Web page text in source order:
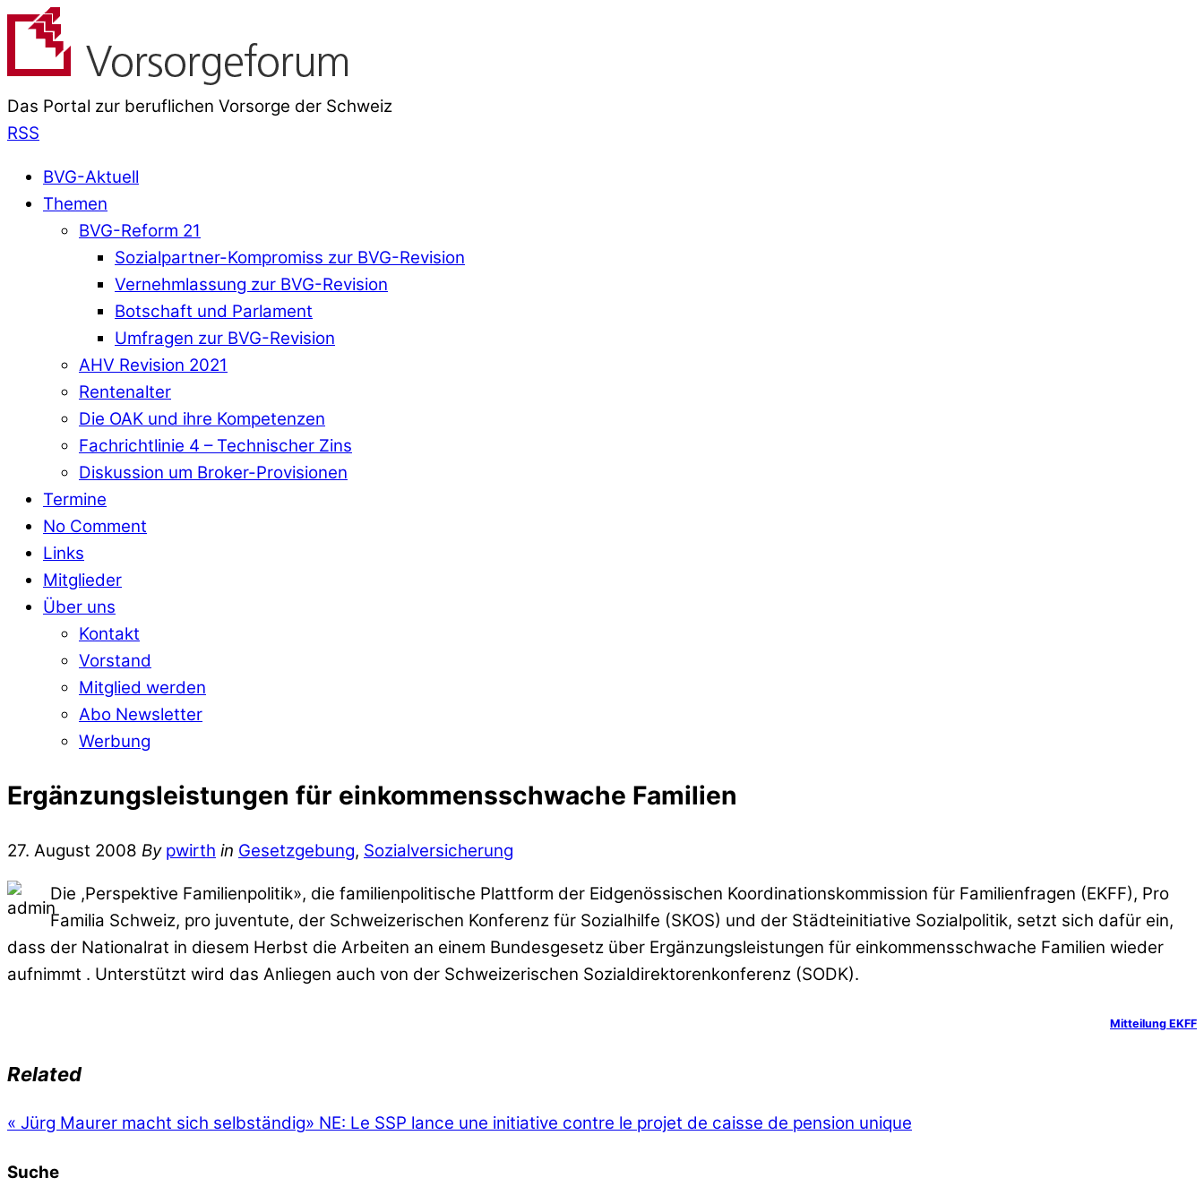
Das Portal zur beruflichen Vorsorge der Schweiz
RSS
BVG-Aktuell
Themen
BVG-Reform 21
Sozialpartner-Kompromiss zur BVG-Revision
Vernehmlassung zur BVG-Revision
Botschaft und Parlament
Umfragen zur BVG-Revision
AHV Revision 2021
Rentenalter
Die OAK und ihre Kompetenzen
Fachrichtlinie 4 – Technischer Zins
Diskussion um Broker-Provisionen
Termine
No Comment
Links
Mitglieder
Über uns
Kontakt
Vorstand
Mitglied werden
Abo Newsletter
Werbung
Ergänzungsleistungen für einkommensschwache Familien
27. August 2008 By pwirth in Gesetzgebung, Sozialversicherung
Die ,Perspektive Familienpolitik», die familienpolitische Plattform der Eidgenössischen Koordinationskommission für Familienfragen (EKFF), Pro
Familia Schweiz, pro juventute, der Schweizerischen Konferenz für Sozialhilfe (SKOS) und der Städteinitiative Sozialpolitik, setzt sich dafür ein,
dass der Nationalrat in diesem Herbst die Arbeiten an einem Bundesgesetz über Ergänzungsleistungen für einkommensschwache Familien wieder
aufnimmt . Unterstützt wird das Anliegen auch von der Schweizerischen Sozialdirektorenkonferenz (SODK).
Mitteilung EKFF
Related
« Jürg Maurer macht sich selbständig» NE: Le SSP lance une initiative contre le projet de caisse de pension unique
Suche